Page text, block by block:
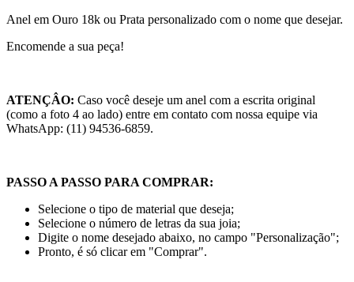
Anel em Ouro 18k ou Prata personalizado com o nome que desejar.
Encomende a sua peça!
ATENÇÂO: Caso você deseje um anel com a escrita original
(como a foto 4 ao lado) entre em contato com nossa equipe via
WhatsApp: (11) 94536-6859.
PASSO A PASSO PARA COMPRAR:
Selecione o tipo de material que deseja;
Selecione o número de letras da sua joia;
Digite o nome desejado abaixo, no campo "Personalização";
Pronto, é só clicar em "Comprar".